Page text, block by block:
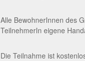
Alle BewohnerInnen des
TeilnehmerIn eigene
Die Teilnahme ist